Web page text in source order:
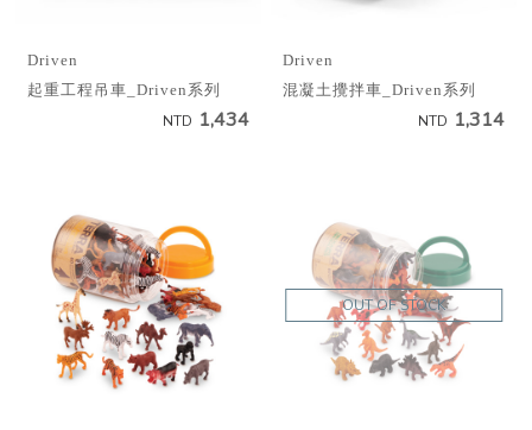
Driven
起重工程吊車_Driven系列
NTD 1,434
Driven
混凝土攪拌車_Driven系列
NTD 1,314
OUT OF STOCK